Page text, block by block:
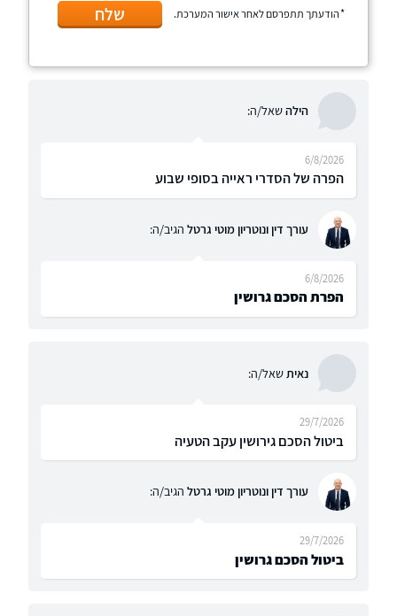
הודעתך תתפרסם לאחר אישור המערכת. שלח
הילהשאל/ה:
הפרה של הסדרי ראייה בסופי שבוע
6/8/2026
עורך דין ונוטריון מוטי גרטל הגיב/ה:
הפרת הסכם גרושין
6/8/2026
נאית שאל/ה:
ביטול הסכם גירושין עקב הטעיה
29/7/2026
עורך דין ונוטריון מוטי גרטל הגיב/ה:
ביטול הסכם גרושין
29/7/2026